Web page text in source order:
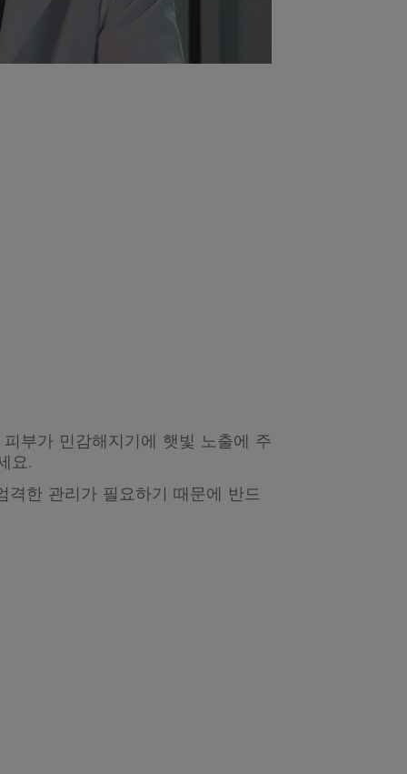
부가 민감해지기에 햇빛 노출에 주
요.
한 관리가 필요하기 때문에 반드